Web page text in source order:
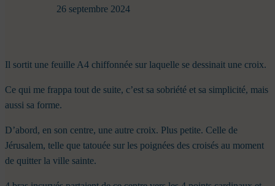
26 septembre 2024
Il sortit une feuille A4 chiffonnée sur laquelle se dessinait une croix.
Ce qui me frappa tout de suite, c’est sa sobriété et sa simplicité, mais
aussi sa forme.
D’abord, en son centre, une autre croix. Plus petite. Celle de
Jérusalem, telle que tatouée sur les poignées des croisés au moment
de quitter la ville sainte.